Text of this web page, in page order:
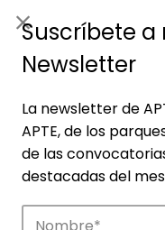
Suscríbete a
Newsletter
La newsletter de
APTE, de los
de las
destacadas del